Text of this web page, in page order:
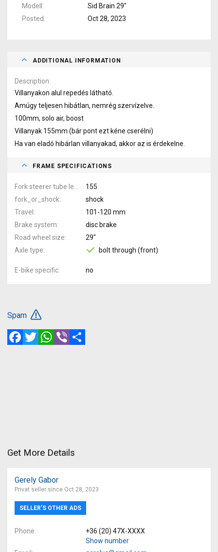
Modell
Sid Brain 29"
Posted
Oct 28, 2023
ADDITIONAL INFORMATION
Description
Villanyakon alul repedés látható.
Amúgy teljesen hibátlan, nemrég szervízelve.
100mm, solo air, boost
Villanyak 155mm (bár pont ezt kéne cserélni)
Ha van eladó hibárlan villanyakad, akkor az is érdekelne.
FRAME SPECIFICATIONS
155
fork_or_shock
shock
Travel
101-120 mm
Brake system
disc brake
Road wheel size
29"
Axle type
bolt through (front)
E-bike specific no
Spam
FacebookTwitterWhatsApp
Viber
Get More Details
Gerely Gabor
Privat seller since Oct 28, 2023
SELLER’S OTHER ADS
Phone
+36 (20) 47X-XXXX
Show number